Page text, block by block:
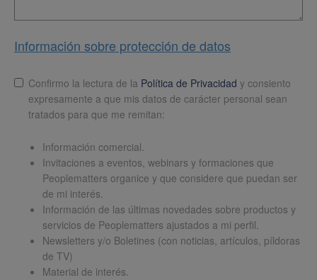
Información sobre protección de datos
LopdConfirmo la lectura de la Política de Privacidad y consiento
expresamente a que mis datos de carácter personal sean
tratados para que me remitan:
Información comercial.
Invitaciones a eventos, webinars y formaciones que
Peoplematters organice y que considere que puedan ser
de mi interés.
Información de las últimas novedades sobre productos y
servicios de Peoplematters ajustados a mi perfil.
Newsletters y/o Boletines (con noticias, artículos, píldoras
de TV)
Material de interés.